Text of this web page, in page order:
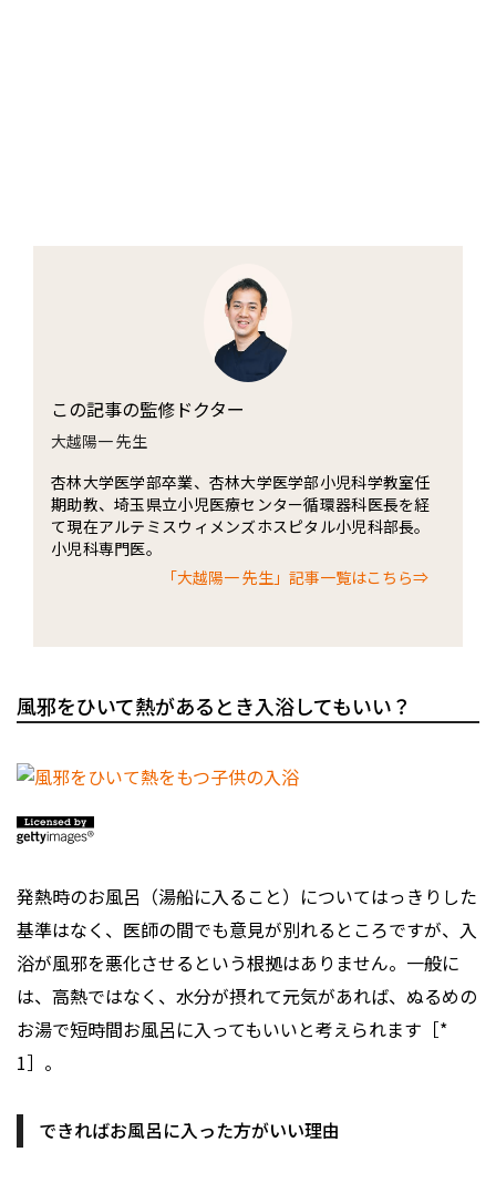
この記事の監修ドクター
大越陽一 先生
杏林大学医学部卒業、杏林大学医学部小児科学教室任
期助教、埼玉県立小児医療センター循環器科医長を経
て現在アルテミスウィメンズホスピタル小児科部長。
小児科専門医。
「大越陽一 先生」記事一覧はこちら⇒
風邪をひいて熱があるとき入浴してもいい？
発熱時のお風呂（湯船に入ること）についてはっきりした
基準はなく、医師の間でも意見が別れるところですが、入
浴が風邪を悪化させるという根拠はありません。一般に
は、高熱ではなく、水分が摂れて元気があれば、ぬるめの
お湯で短時間お風呂に入ってもいいと考えられます［*
1］。
できればお風呂に入った方がいい理由